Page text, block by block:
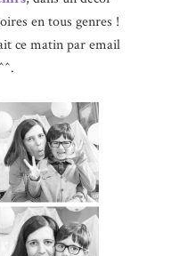
en tous genres !
ce matin par email